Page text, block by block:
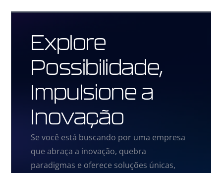
Explore
Possibilidade,
Impulsione a
Inovação
Se você está buscando por uma empresa
que abraça a inovação, quebra
paradigmas e oferece soluções únicas,